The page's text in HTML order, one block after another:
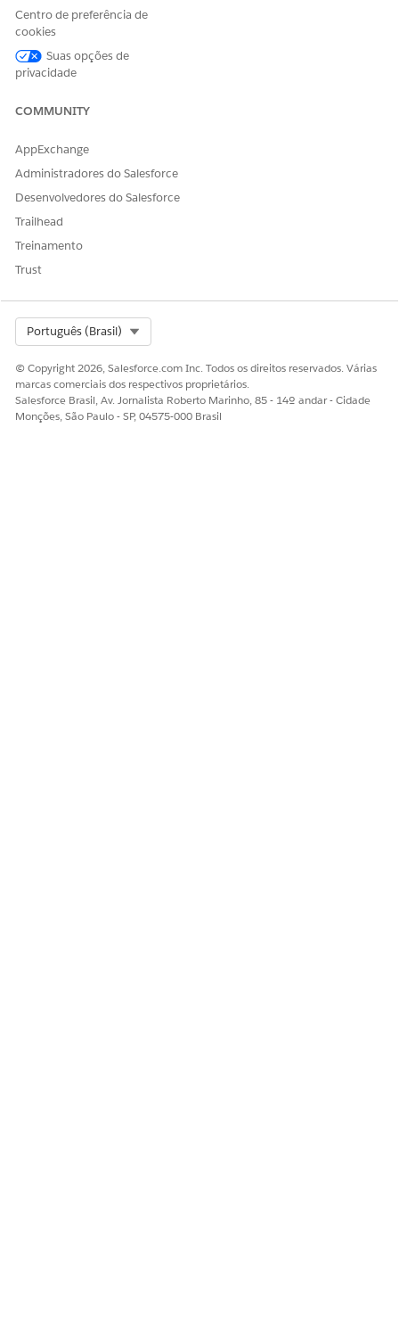
CONSULTE TAMBÉM:
Incorporar painéis em páginas do Lightning
Usar os painéis de Previsão de rotatividade do cliente de
ESTE ARTIGO RESOLVEU SEU PROBLEMA?
Diga-nos para podermos melhorar!
Centro de preferência de
cookies
Suas opções de
privacidade
COMMUNITY
AppExchange
Administradores do Salesforce
Desenvolvedores do Salesforce
Trailhead
Treinamento
Trust
Português (Brasil)
© Copyright 2026, Salesforce.com Inc. Todos os direitos reservados. Várias
marcas comerciais dos respectivos proprietários.
Salesforce Brasil, Av. Jornalista Roberto Marinho, 85 - 14º andar - Cidade
Monções, São Paulo - SP, 04575-000 Brasil